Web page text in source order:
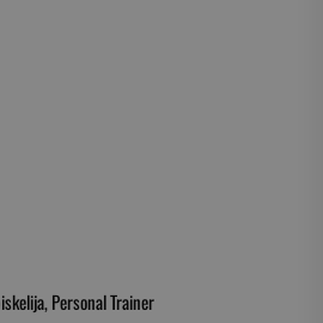
Personal Trainer